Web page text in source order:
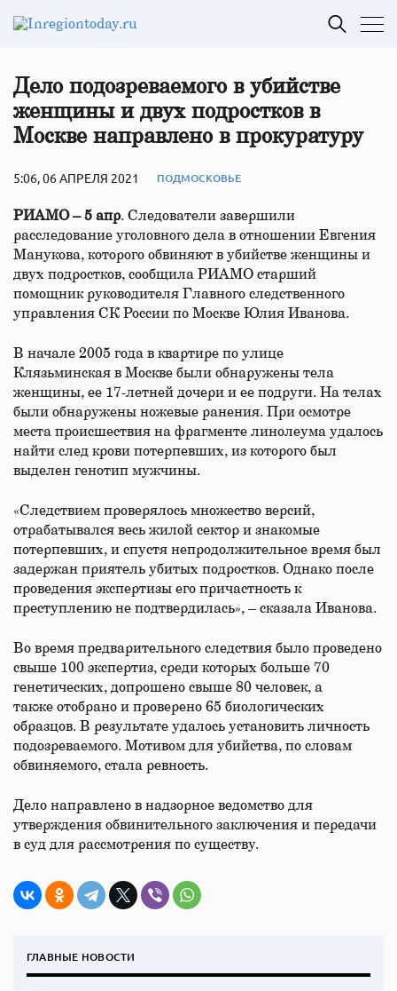
Дело подозреваемого в убийстве
женщины и двух подростков в
Москве направлено в прокуратуру
5:06, 06 АПРЕЛЯ 2021 ПОДМОСКОВЬЕ
РИАМО – 5 апр. Следователи завершили
расследование уголовного дела в отношении Евгения
Манукова, которого обвиняют в убийстве женщины и
двух подростков, сообщила РИАМО старший
помощник руководителя Главного следственного
управления СК России по Москве Юлия Иванова​.
В начале 2005 года в квартире по улице
Клязьминская в Москве были обнаружены тела
женщины, ее 17-летней дочери и ее подруги. На телах
были обнаружены ножевые ранения. При осмотре
места происшествия на фрагменте линолеума удалось
найти след крови потерпевших, из которого был
выделен генотип мужчины.
«Следствием проверялось множество версий,
отрабатывался весь жилой сектор и знакомые
потерпевших, и спустя непродолжительное время был
задержан приятель убитых подростков. Однако после
проведения экспертизы его причастность к
преступлению не подтвердилась», – сказала Иванова.
Во время предварительного следствия было проведено
свыше 100 экспертиз, среди которых больше 70
генетических, допрошено свыше 80 человек, а
также отобрано и проверено 65 биологических
образцов. В результате удалось установить личность
подозреваемого. Мотивом для убийства, по словам
обвиняемого, стала ревность.
Дело направлено в надзорное ведомство для
утверждения обвинительного заключения и передачи
в суд для рассмотрения по существу.
ГЛАВНЫЕ НОВОСТИ